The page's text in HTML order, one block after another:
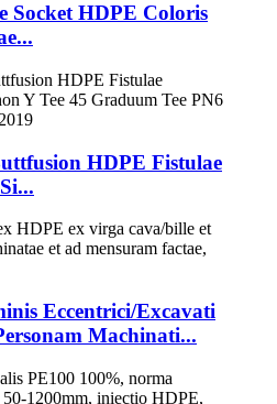
Socket HDPE Coloris
HDPE Fistulae
Eccentrici/Excavati
Machinati...